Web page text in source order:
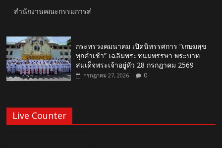
สำนักงานคณะกรรมการส่
กระทรวงคมนาคม เปิดนิทรรศการ “เกษมสุข
ทุกค่ำเช้า” เฉลิมพระชนมพรรษา พระบาท
สมเด็จพระเจ้าอยู่หัว 28 กรกฎาคม 2569
กรกฎาคม 27, 2026 0
Live Counter